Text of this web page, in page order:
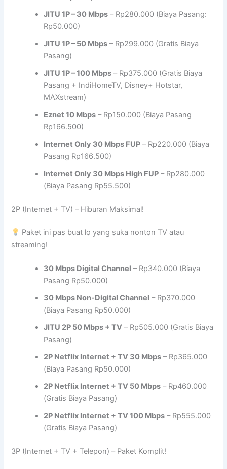
JITU 1P – 30 Mbps – Rp280.000 (Biaya Pasang:
Rp50.000)
JITU 1P – 50 Mbps – Rp299.000 (Gratis Biaya
Pasang)
JITU 1P – 100 Mbps – Rp375.000 (Gratis Biaya
Pasang + IndiHomeTV, Disney+ Hotstar,
MAXstream)
Eznet 10 Mbps – Rp150.000 (Biaya Pasang
Rp166.500)
Internet Only 30 Mbps FUP – Rp220.000 (Biaya
Pasang Rp166.500)
Internet Only 30 Mbps High FUP – Rp280.000
(Biaya Pasang Rp55.500)
2P (Internet + TV) – Hiburan Maksimal!
Paket ini pas buat lo yang suka nonton TV atau
streaming!
30 Mbps Digital Channel – Rp340.000 (Biaya
Pasang Rp50.000)
30 Mbps Non-Digital Channel – Rp370.000
(Biaya Pasang Rp50.000)
JITU 2P 50 Mbps + TV – Rp505.000 (Gratis Biaya
Pasang)
2P Netflix Internet + TV 30 Mbps – Rp365.000
(Biaya Pasang Rp50.000)
2P Netflix Internet + TV 50 Mbps – Rp460.000
(Gratis Biaya Pasang)
2P Netflix Internet + TV 100 Mbps – Rp555.000
(Gratis Biaya Pasang)
3P (Internet + TV + Telepon) – Paket Komplit!